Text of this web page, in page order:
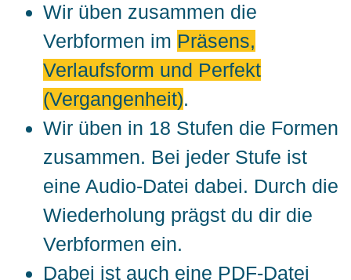
Wir üben zusammen die
Verbformen im Präsens,
Verlaufsform und Perfekt
(Vergangenheit).
Wir üben in 18 Stufen die Formen
zusammen. Bei jeder Stufe ist
eine Audio-Datei dabei. Durch die
Wiederholung prägst du dir die
Verbformen ein.
Dabei ist auch eine PDF-Datei